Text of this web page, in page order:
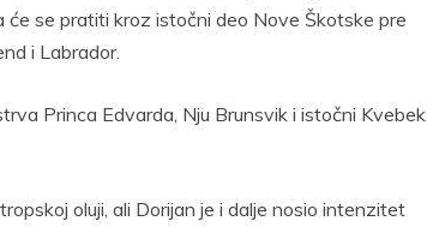
se pratiti kroz istočni deo Nove Škotske pre
i Labrador.
Princa Edvarda, Nju Brunsvik i istočni Kvebek,
oluji, ali Dorijan je i dalje nosio intenzitet